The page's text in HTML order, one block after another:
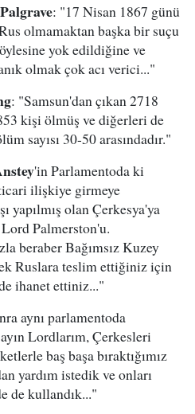
: "17 Nisan 1867 günü
olmamaktan başka bir suçu
yok edildiğine ve
olmak çok acı verici..."
: "Samsun'dan çıkan 2718
kişi ölmüş ve diğerleri de
sayısı 30-50 arasındadır."
'in Parlamentoda ki
ilişkiye girmeye
yapılmış olan Çerkesya'ya
Palmerston'u.
beraber Bağımsız Kuzey
Ruslara teslim ettiğiniz için
ihanet ettiniz..."
aynı parlamentoda
Lordlarım, Çerkesleri
baş başa bıraktığımız
yardım istedik ve onları
de kullandık..."